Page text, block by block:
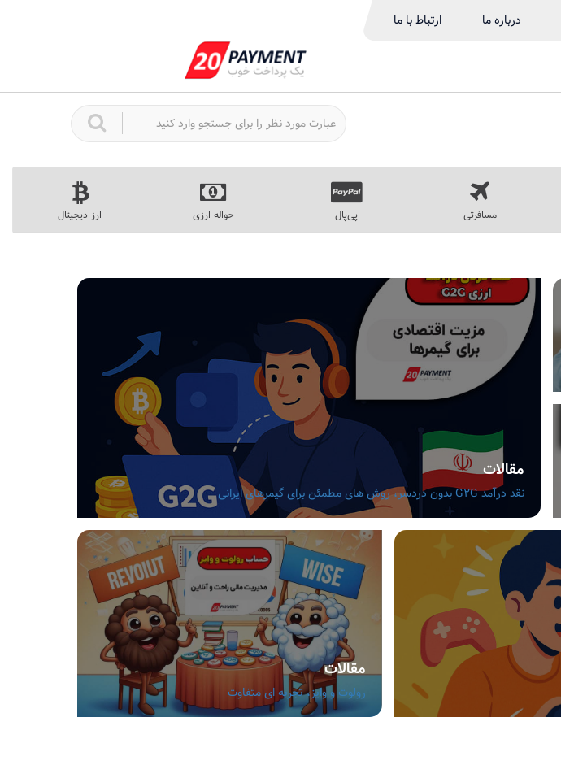
درباره ما ارتباط با ما
مسافرتی پی‌پال حواله ارزی ارز دیجیتال
مقالات
نقد درآمد G2G بدون دردسر، روش های مطمئن برای گیمرهای ایرانی
مقالات
رولوت و وایز، تجربه ای متفاوت